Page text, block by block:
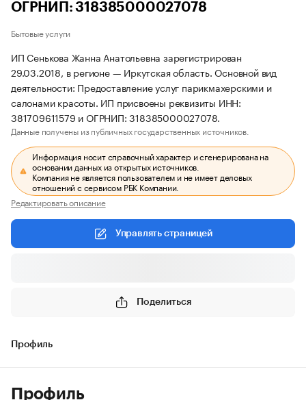
ОГРНИП: 318385000027078
Бытовые услуги
ИП Сенькова Жанна Анатольевна зарегистрирован
29.03.2018, в регионе — Иркутская область. Основной вид
деятельности: Предоставление услуг парикмахерскими и
салонами красоты. ИП присвоены реквизиты ИНН:
381709611579 и ОГРНИП: 318385000027078.
Данные получены из публичных государственных источников.
Информация носит справочный характер и сгенерирована на
основании данных из открытых источников.
Компания не является пользователем и не имеет деловых
отношений с сервисом РБК Компании.
Редактировать описание
Управлять страницей
Поделиться
Профиль
Профиль